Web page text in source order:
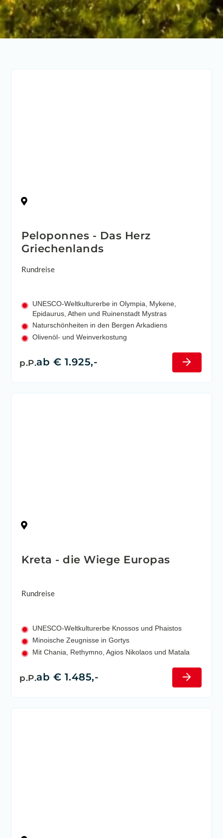
Peloponnes - Das Herz
Griechenlands
Rundreise
UNESCO-Weltkulturerbe in Olympia, Mykene,
Epidaurus, Athen und Ruinenstadt Mystras
Naturschönheiten in den Bergen Arkadiens
Olivenöl- und Weinverkostung
p.P.ab € 1.925,-
Kreta - die Wiege Europas
Rundreise
UNESCO-Weltkulturerbe Knossos und Phaistos
Minoische Zeugnisse in Gortys
Mit Chania, Rethymno, Agios Nikolaos und Matala
p.P.ab € 1.485,-